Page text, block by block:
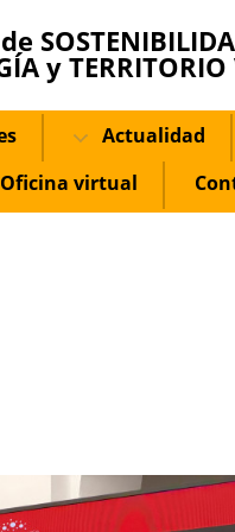
y TERRITORIO
Actualidad
Oficina virtual